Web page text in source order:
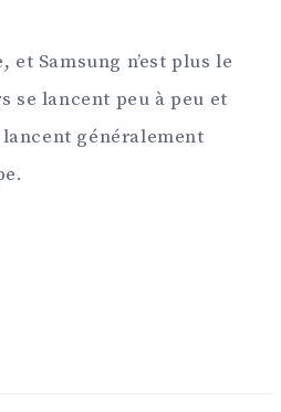
et Samsung n’est plus le
se lancent peu à peu et
généralement